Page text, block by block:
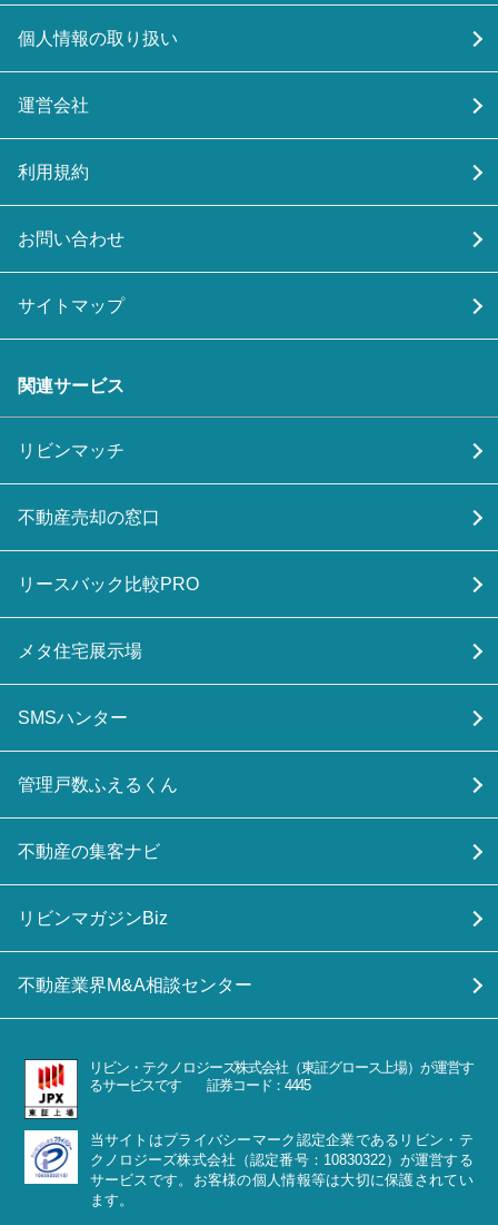
個人情報の取り扱い
運営会社
利用規約
お問い合わせ
サイトマップ
関連サービス
リビンマッチ
不動産売却の窓口
リースバック比較PRO
メタ住宅展示場
SMSハンター
管理戸数ふえるくん
不動産の集客ナビ
リビンマガジンBiz
不動産業界M&A相談センター
リビン・テクノロジーズ株式会社（東証グロース上場）が運営す
るサービスです 証券コード：4445
当サイトはプライバシーマーク認定企業であるリビン・テ
クノロジーズ株式会社（認定番号：10830322）が運営する
サービスです。お客様の個人情報等は大切に保護されてい
ます。